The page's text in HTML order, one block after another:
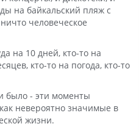
на байкальский пляж с
человеческое
на 10 дней, кто-то на
кто-то на погода, кто-то
было - эти моменты
невероятно значимые в
жизни.